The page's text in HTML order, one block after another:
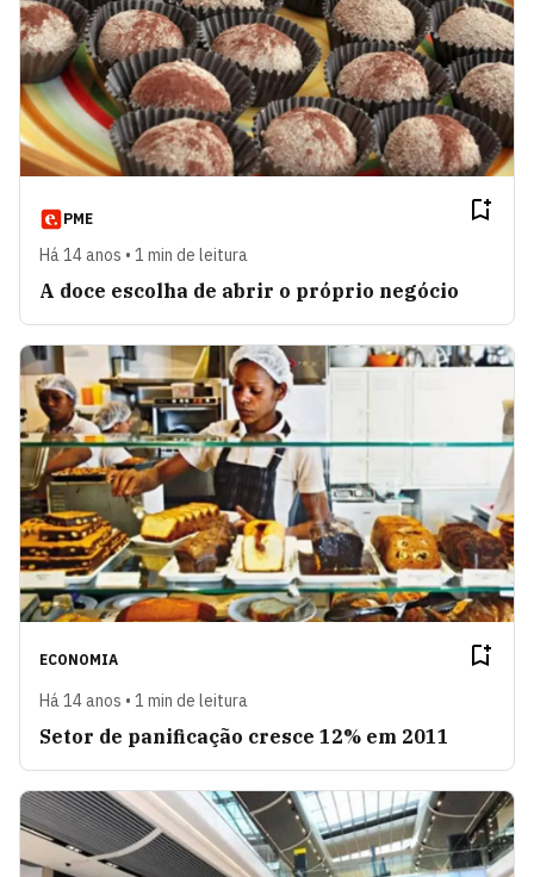
PME
Há 14 anos • 1 min de leitura
A doce escolha de abrir o próprio negócio
ECONOMIA
Há 14 anos • 1 min de leitura
Setor de panificação cresce 12% em 2011